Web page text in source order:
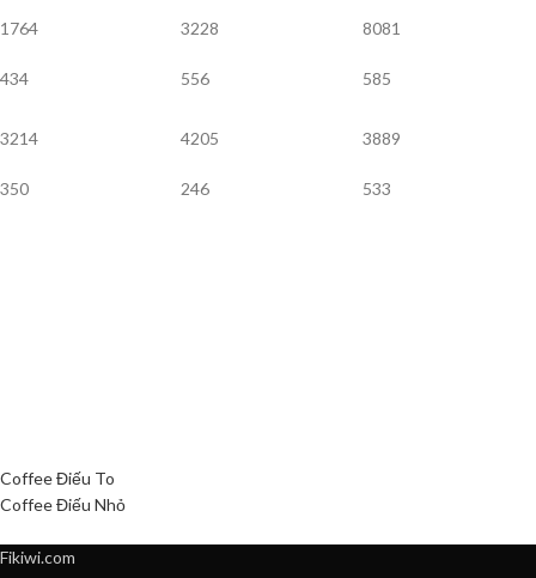
1764
434
3228
556
8081
585
3214
350
4205
246
3889
533
Coffee Điếu To
Coffee Điếu Nhỏ
Fikiwi.com